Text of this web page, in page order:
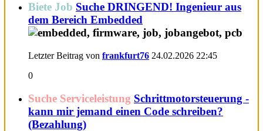
Biete Job Suche DRINGEND! Ingenieur aus
dem Bereich Embedded
Letzter Beitrag von frankfurt76 24.02.2026 22:45
0
Suche Serviceleistung Schrittmotorsteuerung -
kann mir jemand einen Code schreiben?
(Bezahlung)